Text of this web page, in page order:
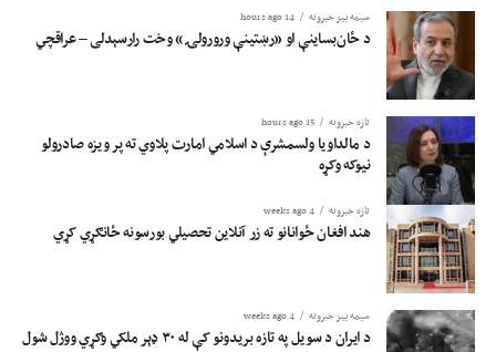
سیمه ییز خبرونه 14 hours ago
د ځان‌بساینې او «رښتینې ورورولۍ» وخت رارسېدلی – عراقچي
تازه خبرونه 15 hours ago
د مالداویا ولسمشرې د اسلامي امارت پلاوي ته پر ویزه صادرولو
نیوکه وکړه
تازه خبرونه 4 weeks ago
هند افغان ځوانانو ته زر آنلاین تحصیلي بورسونه ځانګړي کړي
سیمه ییز خبرونه 4 weeks ago
د ایران د سویل په تازه بریدونو کې له ۳۰ ډېر ملکي وګړي ووژل شول